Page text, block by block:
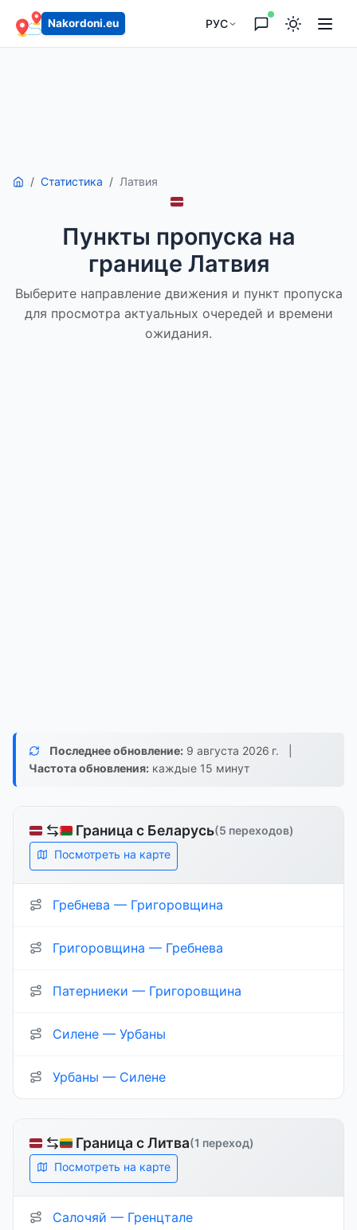
Nakordoni.eu РУС
Статистика Латвия
Пункты пропуска на
границе Латвия
Выберите направление движения и пункт пропуска
для просмотра актуальных очередей и времени
ожидания.
Последнее обновление: 9 августа 2026 г.
Частота обновления: каждые 15 минут
Граница с Беларусь(5 переходов)
Посмотреть на карте
Гребнева — Григоровщина
Григоровщина — Гребнева
Патерниеки — Григоровщина
Силене — Урбаны
Урбаны — Силене
Граница с Литва(1 переход)
Посмотреть на карте
Салочяй — Гренцтале